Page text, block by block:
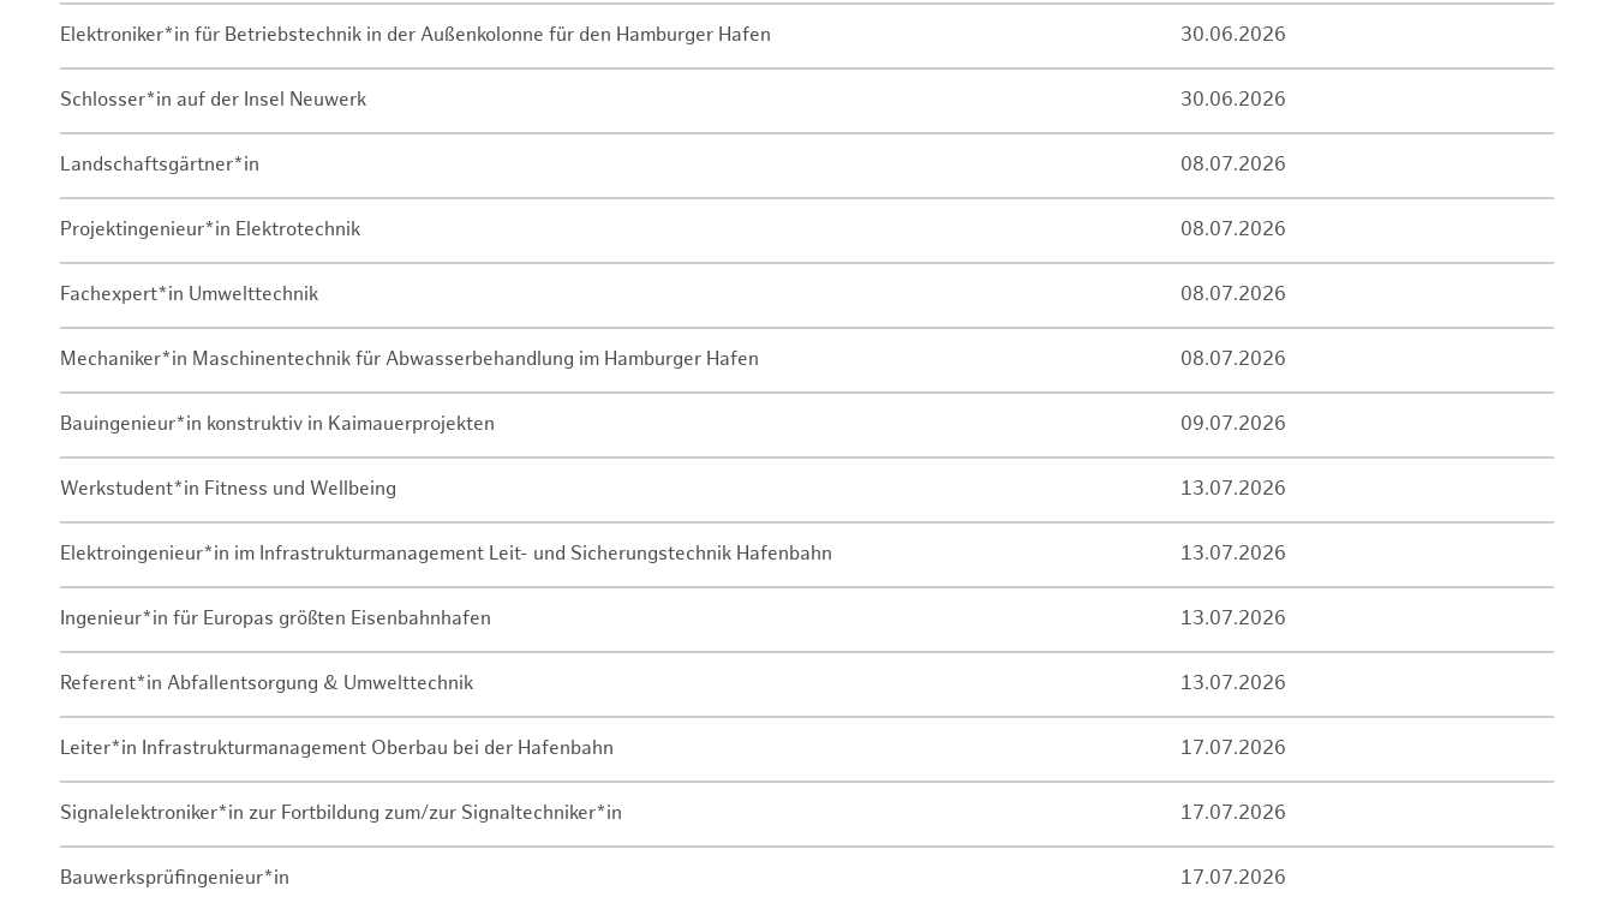
Elektroniker*in für Betriebstechnik in der Außenkolonne für den Hamburger Hafen 30.06.2026
Schlosser*in auf der Insel Neuwerk 30.06.2026
Landschaftsgärtner*in 08.07.2026
Projektingenieur*in Elektrotechnik 08.07.2026
Fachexpert*in Umwelttechnik 08.07.2026
Mechaniker*in Maschinentechnik für Abwasserbehandlung im Hamburger Hafen 08.07.2026
Bauingenieur*in konstruktiv in Kaimauerprojekten 09.07.2026
Werkstudent*in Fitness und Wellbeing 13.07.2026
Elektroingenieur*in im Infrastrukturmanagement Leit- und Sicherungstechnik Hafenbahn 13.07.2026
Ingenieur*in für Europas größten Eisenbahnhafen 13.07.2026
Referent*in Abfallentsorgung & Umwelttechnik 13.07.2026
Leiter*in Infrastrukturmanagement Oberbau bei der Hafenbahn 17.07.2026
Signalelektroniker*in zur Fortbildung zum/zur Signaltechniker*in 17.07.2026
Bauwerksprüfingenieur*in 17.07.2026